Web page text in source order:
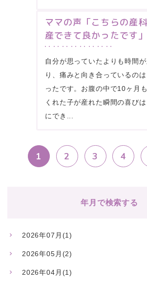
ママの声「こちらの産
産できて良かったです」
自分が思っていたよりも時間
り、痛みと向き合っているの
ったです。お腹の中で10ヶ月
くれた子が産れた瞬間の喜び
にでき...
1 2 3 4
年月で検索する
2026年07月(1)
2026年05月(2)
2026年04月(1)